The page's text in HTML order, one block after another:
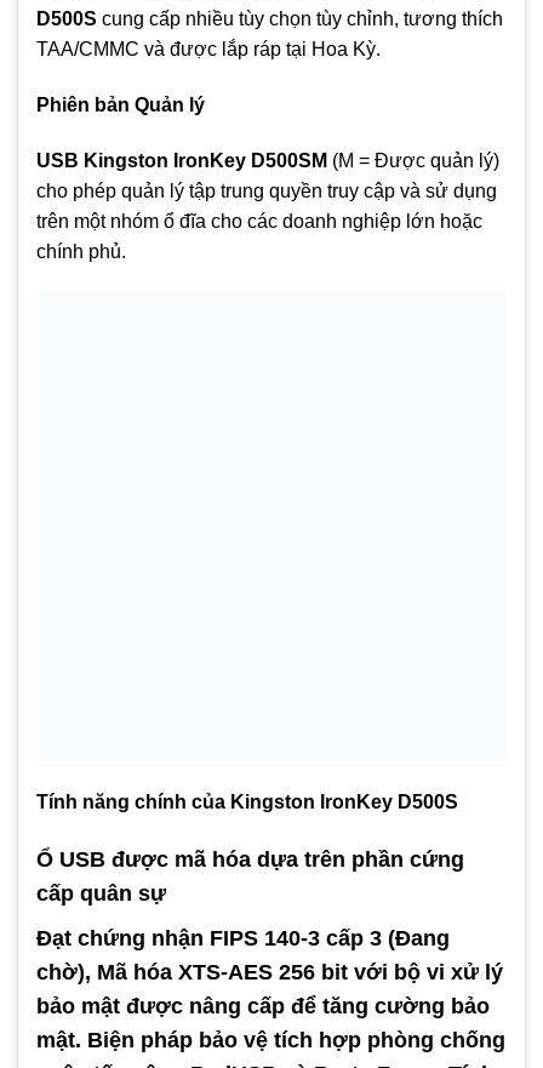
D500S cung cấp nhiều tùy chọn tùy chỉnh, tương thích
TAA/CMMC và được lắp ráp tại Hoa Kỳ.
Phiên bản Quản lý
USB Kingston IronKey D500SM (M = Được quản lý)
cho phép quản lý tập trung quyền truy cập và sử dụng
trên một nhóm ổ đĩa cho các doanh nghiệp lớn hoặc
chính phủ.
Tính năng chính của Kingston IronKey D500S
Ổ USB được mã hóa dựa trên phần cứng
cấp quân sự
Đạt chứng nhận FIPS 140-3 cấp 3 (Đang
chờ), Mã hóa XTS-AES 256 bit với bộ vi xử lý
bảo mật được nâng cấp để tăng cường bảo
mật. Biện pháp bảo vệ tích hợp phòng chống